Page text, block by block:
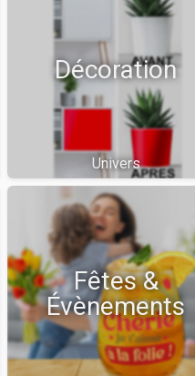
Décoration
Univers
Fêtes &
Évènements